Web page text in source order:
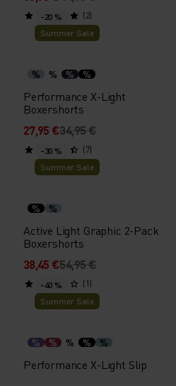
(2)
-20 %
Summer Sale
% % % %
Performance X-Light
Boxershorts
27,95 €34,95 €
(7)
-30 %
Summer Sale
% %
Active Light Graphic 2-Pack
Boxershorts
38,45 €54,95 €
(1)
-40 %
Summer Sale
% % % % %
Performance X-Light Slip